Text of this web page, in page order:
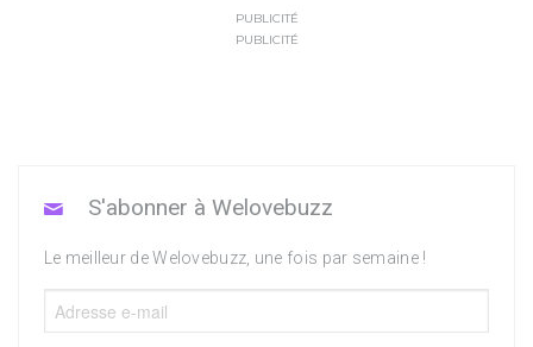
PUBLICITÉ
PUBLICITÉ
S'abonner à Welovebuzz
Le meilleur de Welovebuzz, une fois par semaine !